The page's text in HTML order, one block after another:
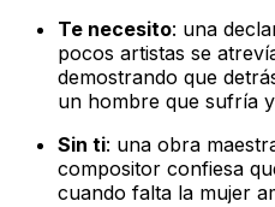
Te necesito: una
pocos artistas se
demostrando que
un hombre que sufría
Sin ti: una obra
compositor confiesa
cuando falta la mujer